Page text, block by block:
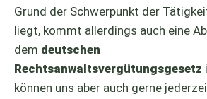
Grund der Schwerpunkt der
liegt, kommt allerdings auch eine
dem deutschen
Rechtsanwaltsvergütungsgesetz
können uns aber auch gerne